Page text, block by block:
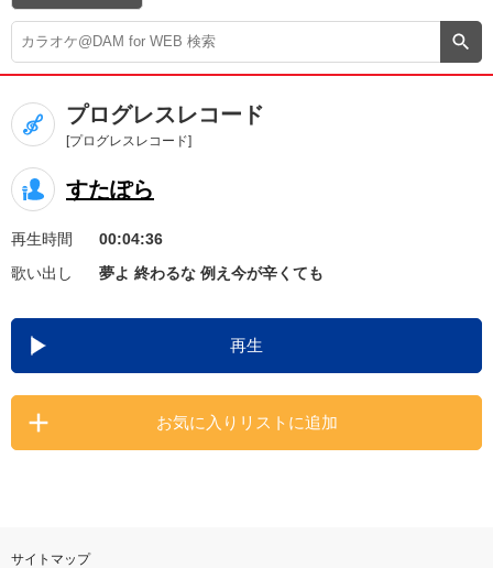
DAM★とも録音
カラオケ＠DAM
ユーザー検索
キャンペーン
お知らせ よくあるご質問
DAMの新曲・ランキングなど
カラオケ最新情報をチェック！
プログレスレコード
[プログレスレコード]
すたぽら
再生時間
00:04:36
歌い出し
夢よ 終わるな 例え今が辛くても
再生
お気に入りリストに追加
サイトマップ